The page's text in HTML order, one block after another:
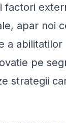
apar noi
a
pe
strategii